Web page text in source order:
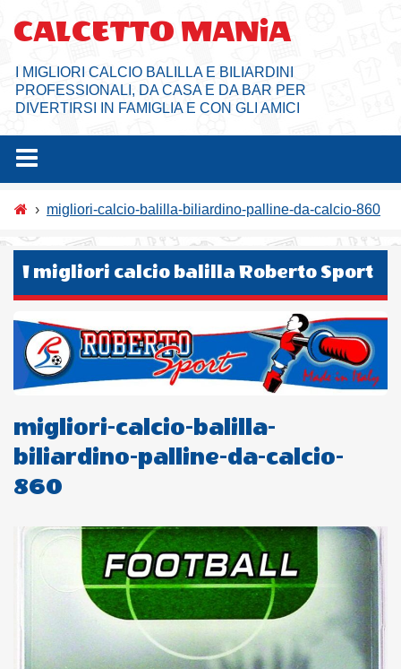
contenuto
CALCETTO MANiA
I MIGLIORI CALCIO BALILLA E BILIARDINI
PROFESSIONALI, DA CASA E DA BAR PER
DIVERTIRSI IN FAMIGLIA E CON GLI AMICI
› migliori-calcio-balilla-biliardino-palline-da-calcio-860
I migliori calcio balilla Roberto Sport
migliori-calcio-balilla-
biliardino-palline-da-calcio-
860